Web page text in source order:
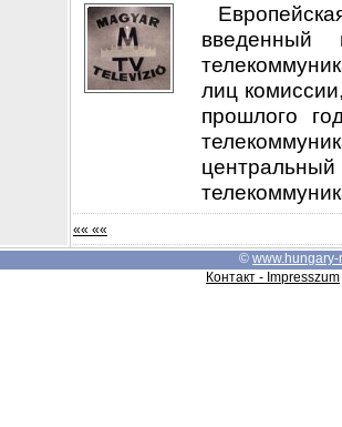
введенный
лиц
прошлого
«« ««
© www.hungary-
Контакт - Impresszum